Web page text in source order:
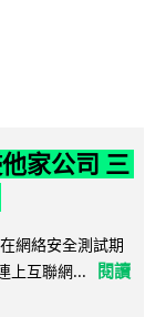
家公司 三
網絡安全測試期
上互聯網...
閱讀